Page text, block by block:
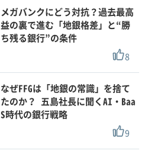
メガバンクにどう対抗？過去最高
益の裏で進む「地銀格差」と“勝
ち残る銀行”の条件
8
なぜFFGは「地銀の常識」を捨て
たのか？ 五島社長に聞くAI・Baa
S時代の銀行戦略
9